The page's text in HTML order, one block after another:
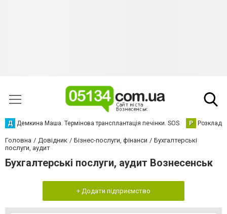
Д Демкина Маша. Термінова трансплантація печінки. SOS Р Розклад
Головна Довідник Бізнес-послуги, фінанси
Бухгалтерські
послуги, аудит
Бухгалтерські послуги, аудит Вознесенськ
+ Додати підприємство